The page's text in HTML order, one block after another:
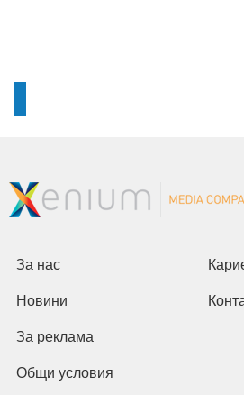
За нас
Новини
За реклама
Общи условия